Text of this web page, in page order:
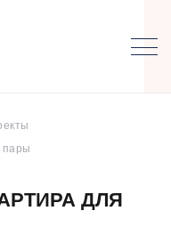
пары
ДЛЯ